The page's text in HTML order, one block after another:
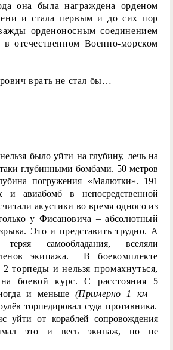
она была награждена орденом
и стала первым и до сих пор
орденоносным соединением
отечественном Военно-морском
врать не стал бы…
было уйти на глубину, лечь на
глубинными бомбами. 50 метров
погружения «Малютки». 191
и авиабомб в непосредственной
акустики во время одного из
у Фисановича – абсолютный
Это и представить трудно. А
самообладания, вселяли
экипажа. В боекомплекте
торпеды и нельзя промахнуться,
боевой курс. С расстояния 5
и меньше(Примерно 1 км –
торпедировал суда противника.
уйти от кораблей сопровождения
это и весь экипаж, но не